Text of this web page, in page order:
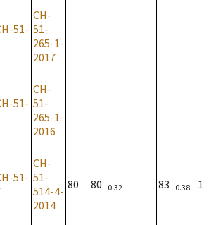
51-
CH-
51-
265-1-
2017
51-
CH-
51-
265-1-
2016
51-
CH-
51-
514-4-
2014
80 80 0.32 83 0.38 1